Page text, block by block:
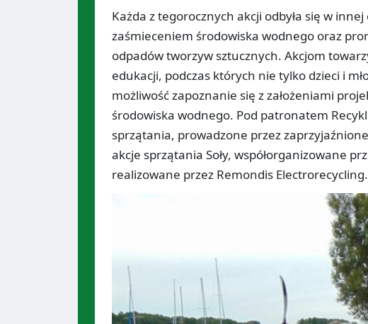
Każda z tegorocznych akcji odbyła się w
zaśmieceniem środowiska wodnego oraz
odpadów tworzyw sztucznych. Akcjom
edukacji, podczas których nie tylko dzieci i
możliwość zapoznanie się z założeniami
środowiska wodnego. Pod patronatem
sprzątania, prowadzone przez
akcje sprzątania Soły, współorganizowane
realizowane przez Remondis Electrorecycling.